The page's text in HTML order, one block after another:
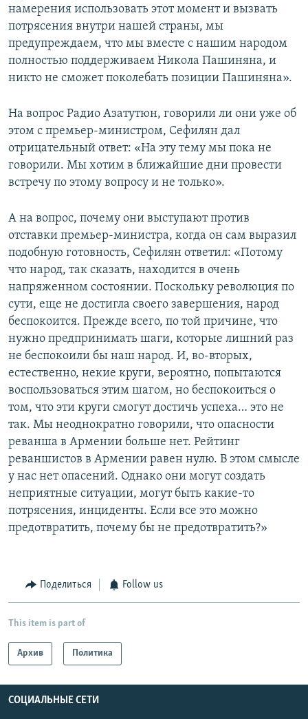
намерения использовать этот момент и вызвать
потрясения внутри нашей страны, мы
предупреждаем, что мы вместе с нашим народом
полностью поддерживаем Никола Пашиняна, и
никто не сможет поколебать позиции Пашиняна».
На вопрос Радио Азатутюн, говорили ли они уже об
этом с премьер-министром, Сефилян дал
отрицательный ответ: «На эту тему мы пока не
говорили. Мы хотим в ближайшие дни провести
встречу по этому вопросу и не только».
А на вопрос, почему они выступают против
отставки премьер-министра, когда он сам выразил
подобную готовность, Сефилян ответил: «Потому
что народ, так сказать, находится в очень
напряженном состоянии. Поскольку революция по
сути, еще не достигла своего завершения, народ
беспокоится. Прежде всего, по той причине, что
нужно предпринимать шаги, которые лишний раз
не беспокоили бы наш народ. И, во-вторых,
естественно, некие круги, вероятно, попытаются
воспользоваться этим шагом, но беспокоиться о
том, что эти круги смогут достичь успеха… это не
так. Мы неоднократно говорили, что опасности
реванша в Армении больше нет. Рейтинг
реваншистов в Армении равен нулю. В этом смысле
у нас нет опасений. Однако они могут создать
неприятные ситуации, могут быть какие-то
потрясения, инциденты. Если все это можно
предотвратить, почему бы не предотвратить?»
Поделиться Follow us
This item is part of
Архив Политика
СОЦИАЛЬНЫЕ СЕТИ